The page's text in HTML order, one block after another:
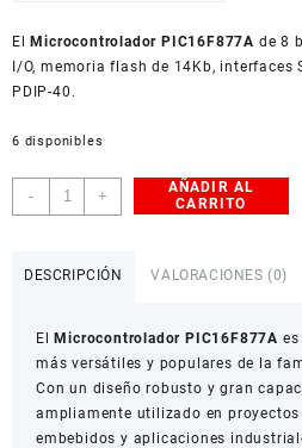
American Dollar
ElMicrocontrolador PIC16F877A de 8
I/O, memoria flash de 14Kb, interfaces
PDIP-40.
6 disponibles
-
Microcontrolador
PIC16F877A
40
cantidad
+
AÑADIR AL
CARRITO
DESCRIPCIÓN VALORACIONES (0)
ElMicrocontrolador PIC16F877A
más versátiles y populares de la
Con un diseño robusto y gran
ampliamente utilizado en
embebidos y aplicaciones